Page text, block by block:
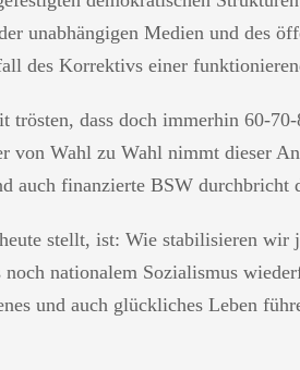
unabhängigen Medien und des
des Korrektivs einer
trösten, dass doch immerhin 60-
von Wahl zu Wahl nimmt dieser
auch finanzierte BSW durchbricht
stellt, ist: Wie stabilisieren
nationalem Sozialismus
und auch glückliches Leben